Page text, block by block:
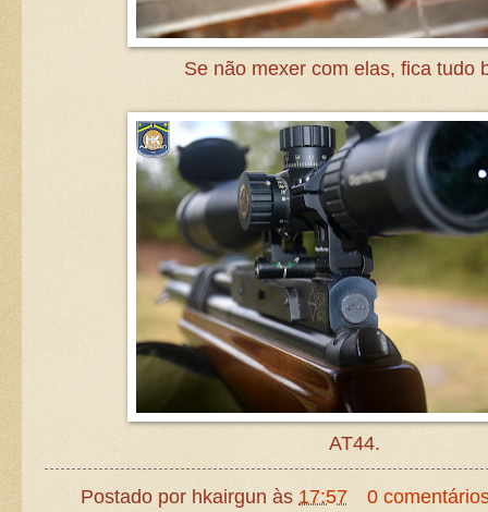
Se não mexer com elas, fica tudo
AT44.
Postado por hkairgun às 17:57 0